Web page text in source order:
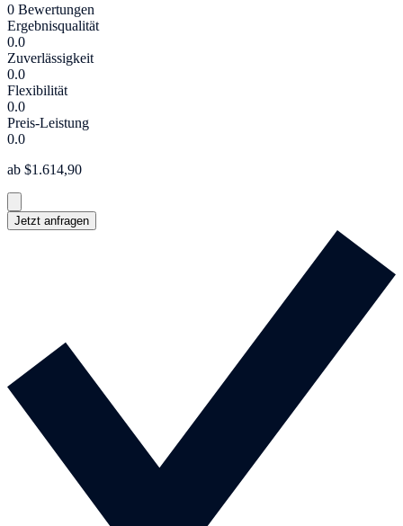
0 Bewertungen
Ergebnisqualität
0.0
Zuverlässigkeit
0.0
Flexibilität
0.0
Preis-Leistung
0.0
ab $1.614,90
Jetzt anfragen